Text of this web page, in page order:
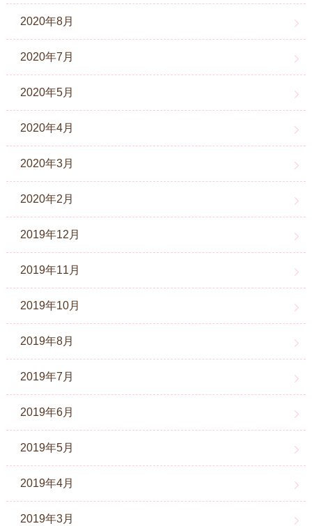
2020年8月
2020年7月
2020年5月
2020年4月
2020年3月
2020年2月
2019年12月
2019年11月
2019年10月
2019年8月
2019年7月
2019年6月
2019年5月
2019年4月
2019年3月